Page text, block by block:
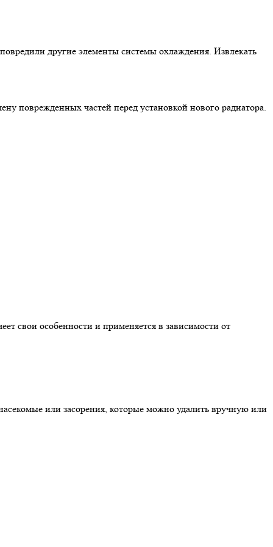
другие элементы системы охлаждения. Извлекать
поврежденных частей перед установкой нового радиатора.
свои особенности и применяется в зависимости от
или засорения, которые можно удалить вручную или